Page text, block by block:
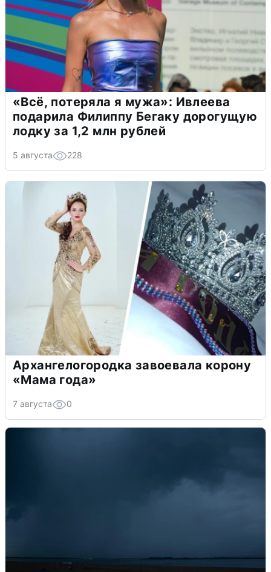
«Всё, потеряла я мужа»: Ивлеева
подарила Филиппу Бегаку дорогущую
лодку за 1,2 млн рублей
5 августа 228
Архангелогородка завоевала корону
«Мама года»
7 августа 0